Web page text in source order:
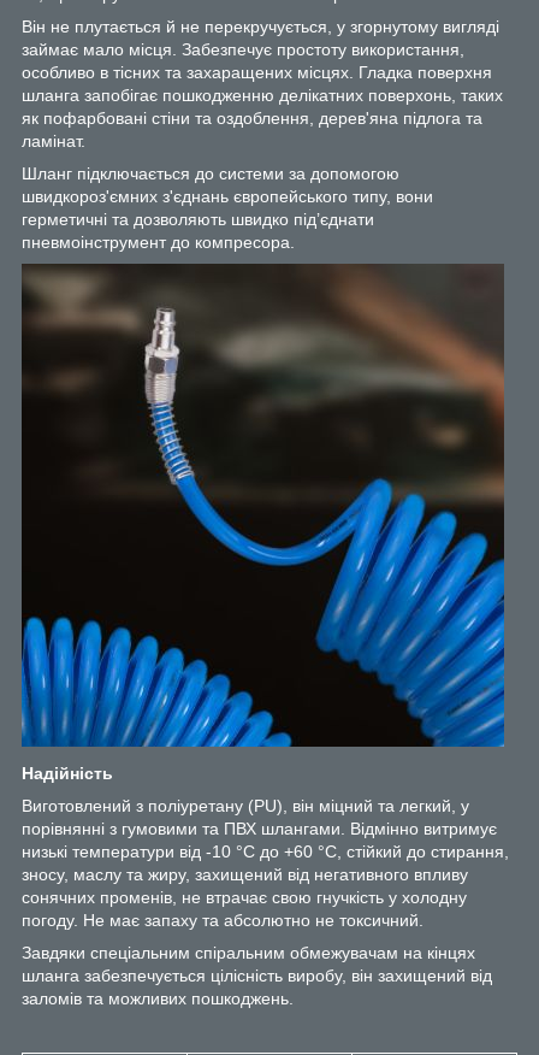
Він не плутається й не перекручується, у згорнутому вигляді
займає мало місця. Забезпечує простоту використання,
особливо в тісних та захаращених місцях. Гладка поверхня
шланга запобігає пошкодженню делікатних поверхонь, таких
як пофарбовані стіни та оздоблення, дерев'яна підлога та
ламінат.
Шланг підключається до системи за допомогою
швидкороз'ємних з'єднань європейського типу, вони
герметичні та дозволяють швидко під’єднати
пневмоінструмент до компресора.
Надійність
Виготовлений з поліуретану (PU), він міцний та легкий, у
порівнянні з гумовими та ПВХ шлангами. Відмінно витримує
низькі температури від -10 °С до +60 °С, стійкий до стирання,
зносу, маслу та жиру, захищений від негативного впливу
сонячних променів, не втрачає свою гнучкість у холодну
погоду. Не має запаху та абсолютно не токсичний.
Завдяки спеціальним спіральним обмежувачам на кінцях
шланга забезпечується цілісність виробу, він захищений від
заломів та можливих пошкоджень.